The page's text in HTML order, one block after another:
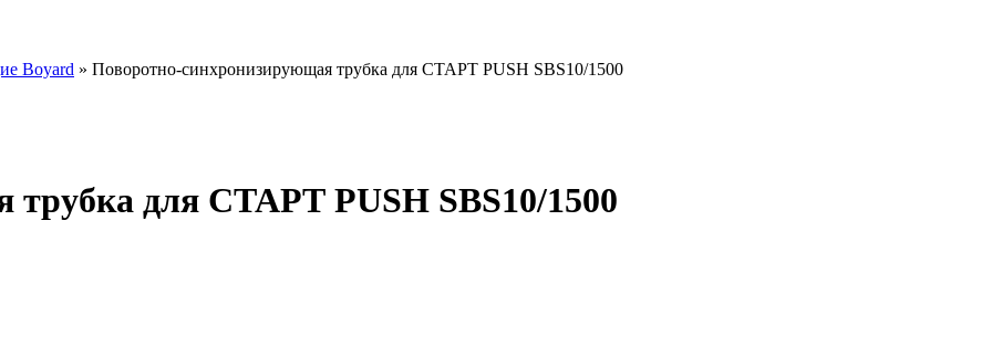
Boyard » Поворотно-синхронизирующая трубка для СТАРТ PUSH SBS10/1500
для СТАРТ PUSH SBS10/1500